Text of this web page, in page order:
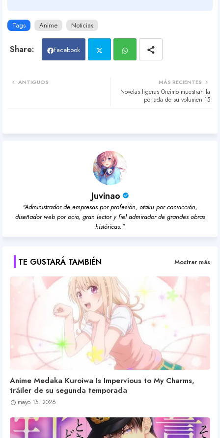
Tags Anime Noticias
Facebook
atsa
MÁS RECIENTES
Novelas ligeras Oreimo muestran la
portada de su volumen 15
ANTIGUOS
Juvinao
"Administrador de empresas por profesión, otaku por convicción,
diseñador web por ocio, gran lector y fiel admirador de grandes obras
históricas."
TE GUSTARÁ TAMBIÉN Mostrar más
Anime Medaka Kuroiwa Is Impervious to My Charms,
tráiler de su segunda temporada
mayo 15, 2026